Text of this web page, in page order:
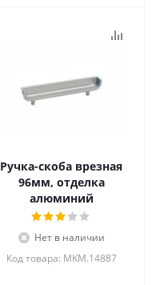
Ручка-скоба врезная
96мм, отделка
алюминий
Нет в наличии
Код товара: MKM.14887